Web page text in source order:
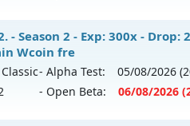
6 - 🌐 Website: https://
- Mở máy chủ https://
- Season 2 - Exp: 300x - Drop:
Wcoin fre
- Alpha Test: 05/08/2026
- Open Beta: 06/08/2026